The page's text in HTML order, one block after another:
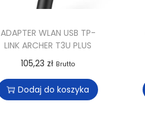
ADAPTER WLAN USB TP-
LINK ARCHER T3U PLUS
105,23 zł Brutto
Dodaj do koszyka